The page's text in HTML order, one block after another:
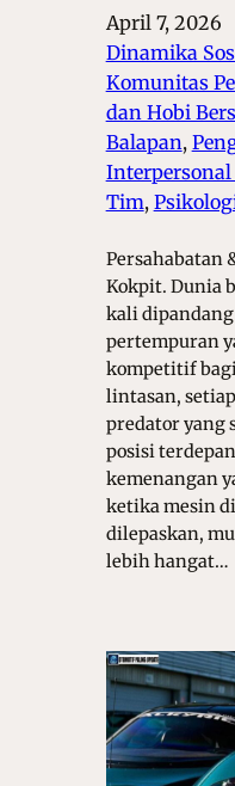
April 7, 2026
Dinamika
Komunitas
dan Hobi
Balapan,
Tim,
Persahabatan
Kokpit. Dunia
kali dipandang
pertempuran
kompetitif
lintasan,
predator yang
posisi
kemenangan
ketika mesin
dilepaskan,
lebih hangat…